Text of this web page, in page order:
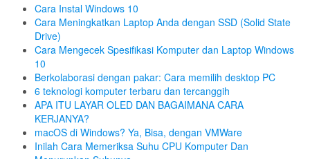
Cara Instal Windows 10
Cara Meningkatkan Laptop Anda dengan SSD (Solid State
Drive)
Cara Mengecek Spesifikasi Komputer dan Laptop Windows
10
Berkolaborasi dengan pakar: Cara memilih desktop PC
6 teknologi komputer terbaru dan tercanggih
APA ITU LAYAR OLED DAN BAGAIMANA CARA
KERJANYA?
macOS di Windows? Ya, Bisa, dengan VMWare
Inilah Cara Memeriksa Suhu CPU Komputer Dan